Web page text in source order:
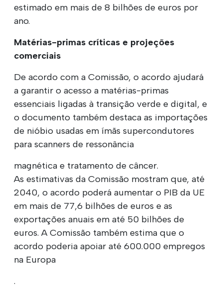
estimado em mais de 8 bilhões de euros por
ano.
Matérias-primas críticas e projeções
comerciais
De acordo com a Comissão, o acordo ajudará
a garantir o acesso a matérias-primas
essenciais ligadas à transição verde e digital, e
o documento também destaca as importações
de nióbio usadas em ímãs supercondutores
para scanners de ressonância
magnética e tratamento de câncer.
As estimativas da Comissão mostram que, até
2040, o acordo poderá aumentar o PIB da UE
em mais de 77,6 bilhões de euros e as
exportações anuais em até 50 bilhões de
euros. A Comissão também estima que o
acordo poderia apoiar até 600.000 empregos
na Europa
.